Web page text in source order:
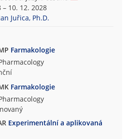
10. 12. 2028
Juřica, Ph.D.
Farmakologie
Farmakologie
Experimentální a aplikovaná